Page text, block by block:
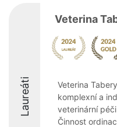
Laureáti
Veterina
Veterina
komplexní a
veterinární
Činnost